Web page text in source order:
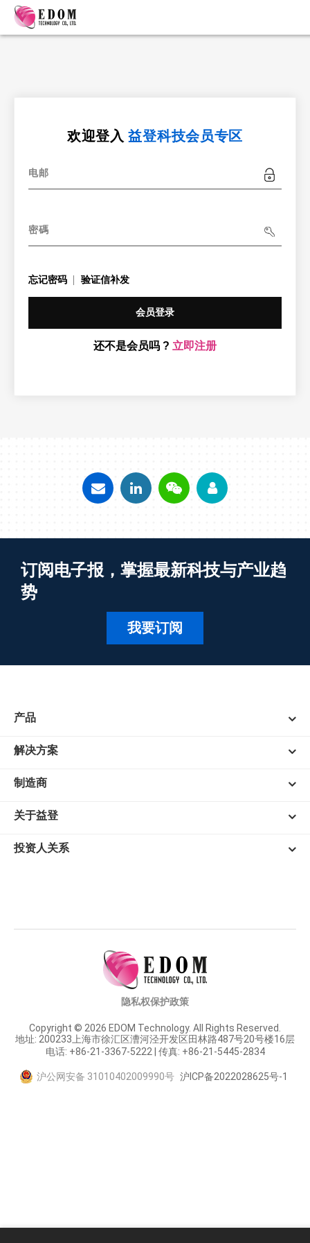
欢迎登入益登科技会员专区
电邮
密碼
忘记密码 验证信补发
会员登录
还不是会员吗 ? 立即注册
订阅电子报，掌握最新科技与产业趋
势
我要订阅
产品
解决方案
制造商
关于益登
投资人关系
Copyright © 2026 EDOM Technology. All Rights Reserved.
地址: 200233上海市徐汇区漕河泾开发区田林路487号20号楼16层
电话: +86-21-3367-5222 | 传真: +86-21-5445-2834
沪公网安备 31010402009990号 沪ICP备2022028625号-1
隐私权保护政策